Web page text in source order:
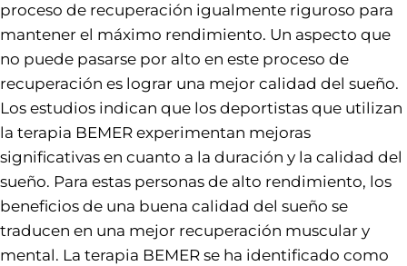
proceso de recuperación igualmente riguroso para
mantener el máximo rendimiento. Un aspecto que
no puede pasarse por alto en este proceso de
recuperación es lograr una mejor calidad del sueño.
Los estudios indican que los deportistas que utilizan
la terapia BEMER experimentan mejoras
significativas en cuanto a la duración y la calidad del
sueño. Para estas personas de alto rendimiento, los
beneficios de una buena calidad del sueño se
traducen en una mejor recuperación muscular y
mental. La terapia BEMER se ha identificado como